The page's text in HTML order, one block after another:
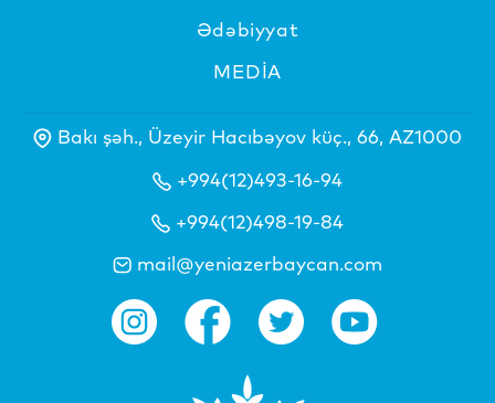
Ədəbiyyat
MEDİA
Bakı şəh., Üzeyir Hacıbəyov küç., 66, AZ1000
+994(12)493-16-94
+994(12)498-19-84
mail@yeniazerbaycan.com